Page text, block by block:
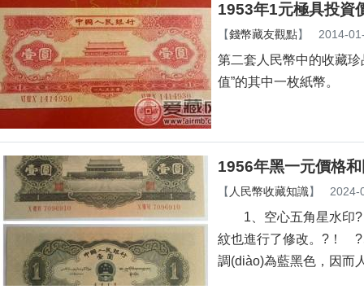
1953年1元極具投資
【錢幣藏友觀點】 2014-
第二套人民幣中的收藏
值”的其中一枚紙幣。
1956年黑一元價格
【 人民幣收藏知識】 2024-
1、空心五角星水印
紋也進行了修改。
調(diào)為藍黑色，因